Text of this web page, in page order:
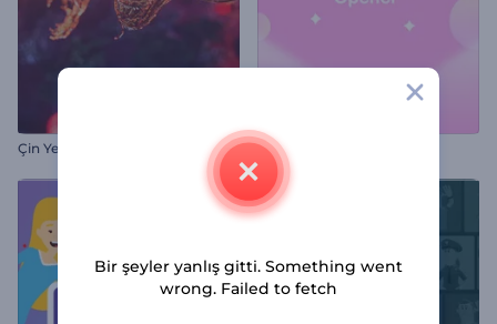
Çin Yeni Yılı Giriş Videosu Eros'un Aşk Oku Jeneriği
Bir şeyler yanlış gitti. Something went
wrong. Failed to fetch